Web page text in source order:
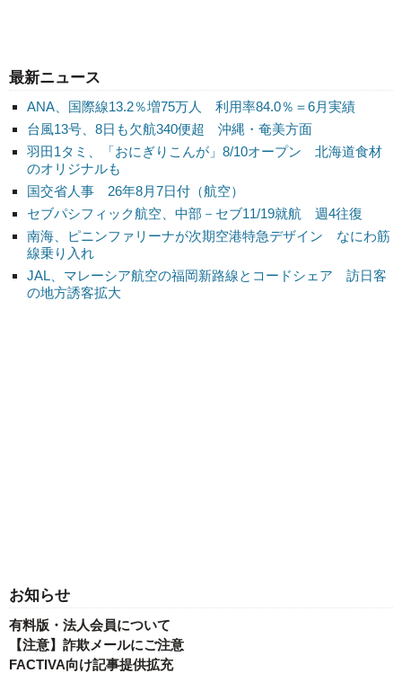
最新ニュース
ANA、国際線13.2％増75万人 利用率84.0％＝6月実績
台風13号、8日も欠航340便超 沖縄・奄美方面
羽田1タミ、「おにぎりこんが」8/10オープン 北海道食材
のオリジナルも
国交省人事 26年8月7日付（航空）
セブパシフィック航空、中部－セブ11/19就航 週4往復
南海、ピニンファリーナが次期空港特急デザイン なにわ筋
線乗り入れ
JAL、マレーシア航空の福岡新路線とコードシェア 訪日客
の地方誘客拡大
お知らせ
有料版・法人会員について
【注意】詐欺メールにご注意
FACTIVA向け記事提供拡充